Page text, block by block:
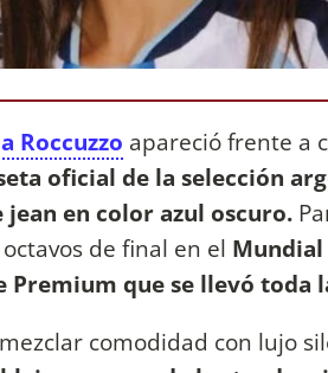
Roccuzzo apareció frente a
oficial de la selección
en color azul oscuro.
de final en el Mundial
que se llevó toda
comodidad con lujo